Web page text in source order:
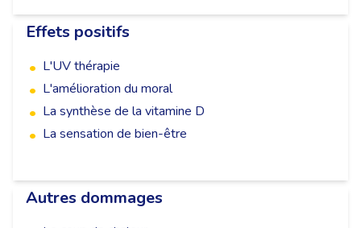
Effets positifs
• L'UV thérapie
• L'amélioration du moral
• La synthèse de la vitamine D
• La sensation de bien-être
Autres dommages